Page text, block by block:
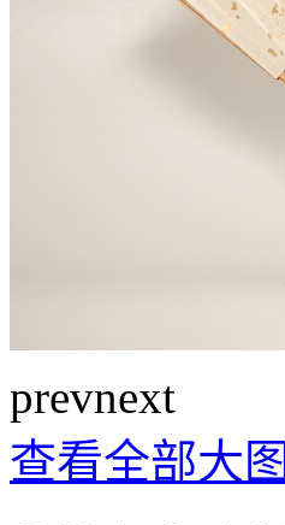
prevnext
查看全部大图